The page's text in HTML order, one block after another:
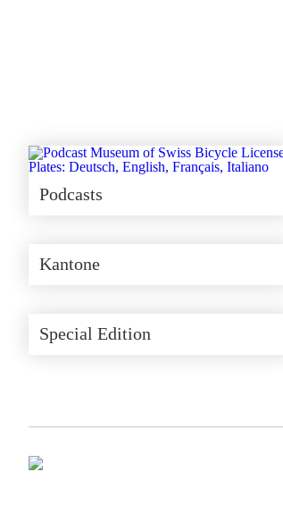
Podcasts
Kantone
Special Edition